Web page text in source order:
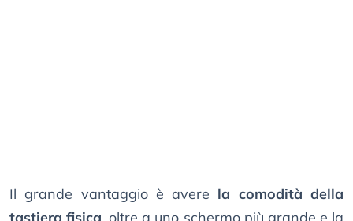
Il grande vantaggio è avere la comodità della